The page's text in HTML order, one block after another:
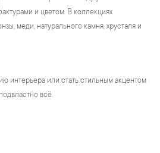
и цветом. В коллекциях
меди, натурального камня, хрусталя и
интерьера или стать стильным акцентом
всё.